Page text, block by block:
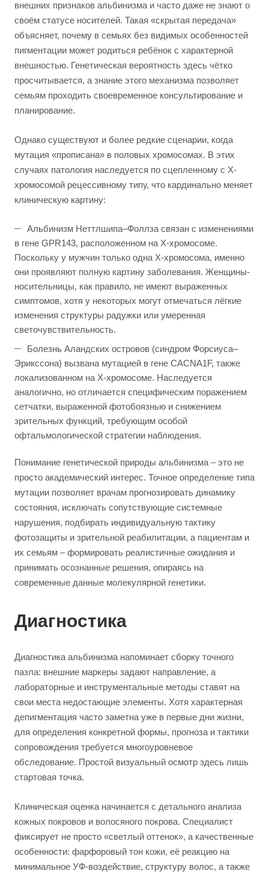
внешних признаков альбинизма и часто даже не знают о
своём статусе носителей. Такая «скрытая передача»
объясняет, почему в семьях без видимых особенностей
пигментации может родиться ребёнок с характерной
внешностью. Генетическая вероятность здесь чётко
просчитывается, а знание этого механизма позволяет
семьям проходить своевременное консультирование и
планирование.
Однако существуют и более редкие сценарии, когда
мутация «прописана» в половых хромосомах. В этих
случаях патология наследуется по сцепленному с Х-
хромосомой рецессивному типу, что кардинально меняет
клиническую картину:
Альбинизм Неттлшипа–Фоллза связан с изменениями
в гене GPR143, расположенном на Х-хромосоме.
Поскольку у мужчин только одна Х-хромосома, именно
они проявляют полную картину заболевания. Женщины-
носительницы, как правило, не имеют выраженных
симптомов, хотя у некоторых могут отмечаться лёгкие
изменения структуры радужки или умеренная
светочувствительность.
Болезнь Аландских островов (синдром Форсиуса–
Эрикссона) вызвана мутацией в гене CACNA1F, также
локализованном на Х-хромосоме. Наследуется
аналогично, но отличается специфическим поражением
сетчатки, выраженной фотобоязнью и снижением
зрительных функций, требующим особой
офтальмологической стратегии наблюдения.
Понимание генетической природы альбинизма – это не
просто академический интерес. Точное определение типа
мутации позволяет врачам прогнозировать динамику
состояния, исключать сопутствующие системные
нарушения, подбирать индивидуальную тактику
фотозащиты и зрительной реабилитации, а пациентам и
их семьям – формировать реалистичные ожидания и
принимать осознанные решения, опираясь на
современные данные молекулярной генетики.
Диагностика
Диагностика альбинизма напоминает сборку точного
пазла: внешние маркеры задают направление, а
лабораторные и инструментальные методы ставят на
свои места недостающие элементы. Хотя характерная
депигментация часто заметна уже в первые дни жизни,
для определения конкретной формы, прогноза и тактики
сопровождения требуется многоуровневое
обследование. Простой визуальный осмотр здесь лишь
стартовая точка.
Клиническая оценка начинается с детального анализа
кожных покровов и волосяного покрова. Специалист
фиксирует не просто «светлый оттенок», а качественные
особенности: фарфоровый тон кожи, её реакцию на
минимальное УФ-воздействие, структуру волос, а также